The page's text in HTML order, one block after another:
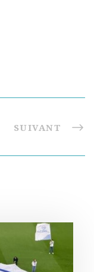
SUIVANT